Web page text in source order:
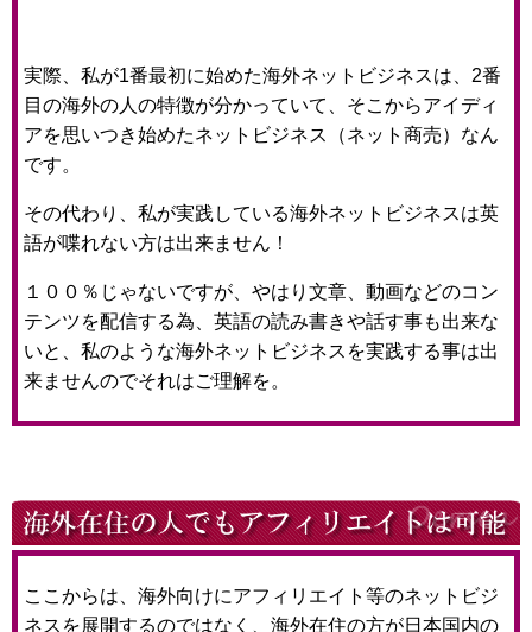
実際、私が1番最初に始めた海外ネットビジネスは、2番
目の海外の人の特徴が分かっていて、そこからアイディ
アを思いつき始めたネットビジネス（ネット商売）なん
です。
その代わり、私が実践している海外ネットビジネスは英
語が喋れない方は出来ません！
１００％じゃないですが、やはり文章、動画などのコン
テンツを配信する為、英語の読み書きや話す事も出来な
いと、私のような海外ネットビジネスを実践する事は出
来ませんのでそれはご理解を。
ここからは、海外向けにアフィリエイト等のネットビジ
ネスを展開するのではなく、海外在住の方が日本国内の